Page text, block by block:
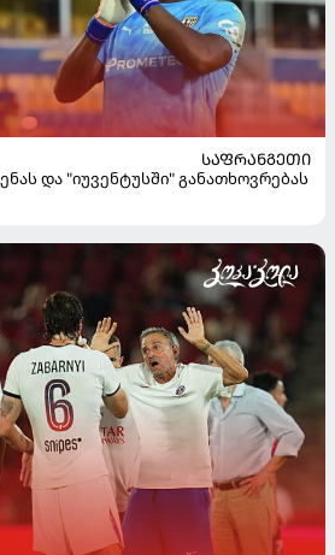
ᲡᲐᲤᲠᲐᲜᲒᲔᲗᲘ
და "იუვენტუსში" განათხოვრებას